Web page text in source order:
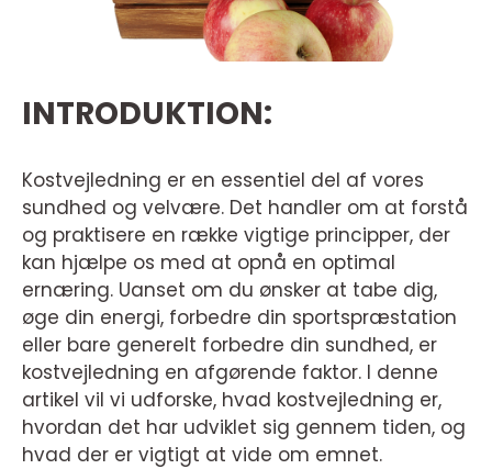
INTRODUKTION:
Kostvejledning er en essentiel del af vores
sundhed og velvære. Det handler om at forstå
og praktisere en række vigtige principper, der
kan hjælpe os med at opnå en optimal
ernæring. Uanset om du ønsker at tabe dig,
øge din energi, forbedre din sportspræstation
eller bare generelt forbedre din sundhed, er
kostvejledning en afgørende faktor. I denne
artikel vil vi udforske, hvad kostvejledning er,
hvordan det har udviklet sig gennem tiden, og
hvad der er vigtigt at vide om emnet.